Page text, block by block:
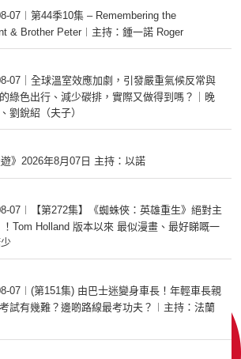
07︱第44季10集 – Remembering the
& Brother Peter︱主持：鍾一諾 Roger
07｜全球溫室效應加劇，引發嚴重氣候反常與
綠色出行、減少碳排，實際又做得到嗎？｜晚
劉銳紹（夫子）
》2026年8月07日 主持：以諾
07︱【第272集】《蜘蛛俠：英雄重生》絕對主
Tom Holland 版本以來 最似漫畫、最好睇嘅一
07︱(第151集) 由巴士迷變身車長！年輕車長親
試有幾難？邊啲路線最考功夫？︱主持：法蘭